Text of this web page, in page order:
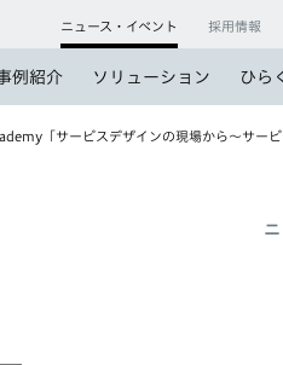
例紹介 ソリューション ひら
ニュース・イベント 採用情報
「サービスデザインの現場から～サービ